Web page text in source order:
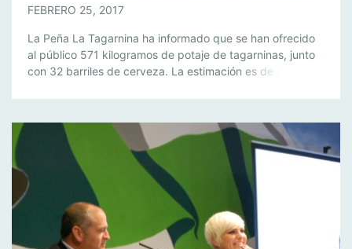
FEBRERO 25, 2017
La Peña La Tagarnina ha informado que se han ofrecido
al público 571 kilogramos de potaje de tagarninas, junto
con 32 barriles de cerveza. La estimación es de más de
de gobierno, ha felicitado a la Banda de […]